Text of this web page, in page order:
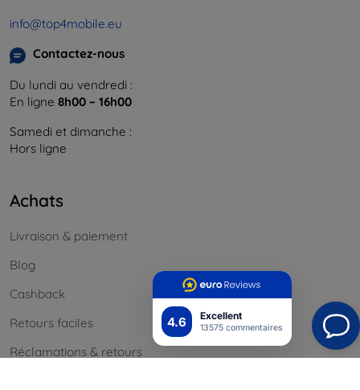
4.6 Excellent
13575 commentaires
info@top4mobile.eu
Contactez-nous
Du lundi au vendredi :
En ligne 8h00 – 16h00
Samedi et dimanche :
Hors ligne
Achats
Livraison & paiement
Blog
Cashback
Retours faciles
Réclamations & retours